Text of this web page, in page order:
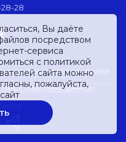
28-28
данных пользователей
данных
Вы даёте
посредством
сервиса
с политикой
сайта можно
пожалуйста,